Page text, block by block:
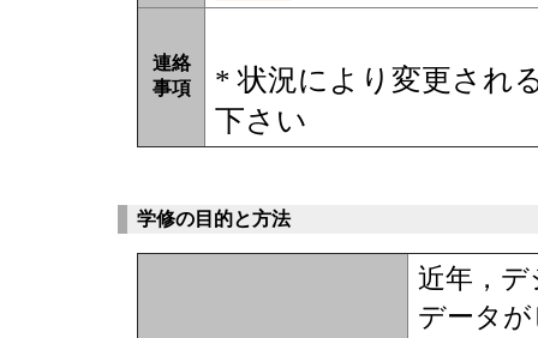
連絡
事項
* 状況により変更され
下さい
学修の目的と方法
近年，
データ